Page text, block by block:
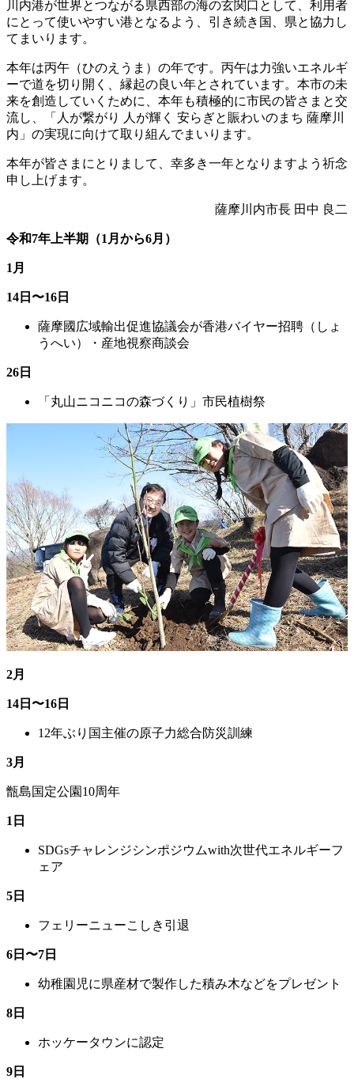
川内港が世界とつながる県西部の海の玄関口として、利用者
にとって使いやすい港となるよう、引き続き国、県と協力し
てまいります。
本年は丙午（ひのえうま）の年です。丙午は力強いエネルギ
ーで道を切り開く、縁起の良い年とされています。本市の未
来を創造していくために、本年も積極的に市民の皆さまと交
流し、「人が繋がり 人が輝く 安らぎと賑わいのまち 薩摩川
内」の実現に向けて取り組んでまいります。
本年が皆さまにとりまして、幸多き一年となりますよう祈念
申し上げます。
薩摩川内市長 田中 良二
令和7年上半期（1月から6月）
1月
14日〜16日
薩摩國広域輸出促進協議会が香港バイヤー招聘（しょ
うへい）・産地視察商談会
26日
「丸山ニコニコの森づくり」市民植樹祭
2月
14日〜16日
12年ぶり国主催の原子力総合防災訓練
3月
甑島国定公園10周年
1日
SDGsチャレンジシンポジウムwith次世代エネルギーフ
ェア
5日
フェリーニューこしき引退
6日〜7日
幼稚園児に県産材で製作した積み木などをプレゼント
8日
ホッケータウンに認定
9日